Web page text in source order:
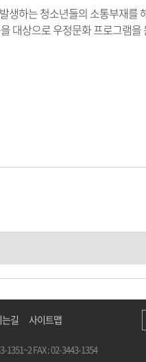
생하는 청소년들의 소통부재
대상으로 우정문화 프로그램
길 사이트맵
1351~2FAX : 02-3443-1354